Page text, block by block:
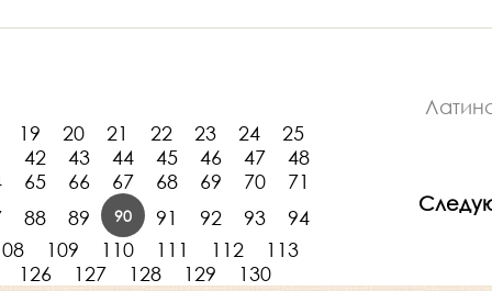
19 20 21 22 23 24
25
42 43 44 45 46 47
48
65 66 67 68 69 70
71
88 89 90 91 92 93
94
109 110 111 112
113
126 127 128 129 130